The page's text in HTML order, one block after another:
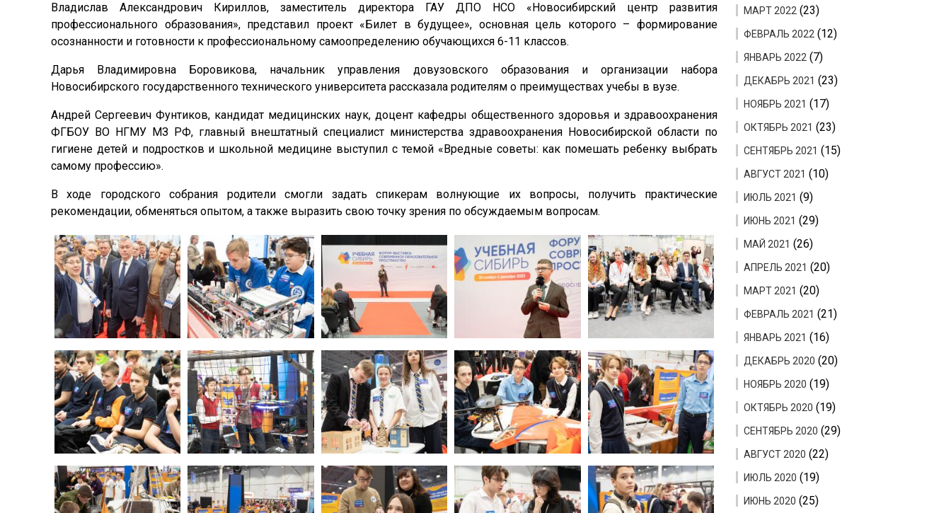
Владислав Александрович Кириллов, заместитель директора ГАУ ДПО НСО «Новосибирский центр развития
профессионального образования», представил проект «Билет в будущее», основная цель которого – формирование
осознанности и готовности к профессиональному самоопределению обучающихся 6-11 классов.
Дарья Владимировна Боровикова, начальник управления довузовского образования и организации набора
Новосибирского государственного технического университета рассказала родителям о преимуществах учебы в вузе.
Андрей Сергеевич Фунтиков, кандидат медицинских наук, доцент кафедры общественного здоровья и здравоохранения
ФГБОУ ВО НГМУ МЗ РФ, главный внештатный специалист министерства здравоохранения Новосибирской области по
гигиене детей и подростков и школьной медицине выступил с темой «Вредные советы: как помешать ребенку выбрать
самому профессию».
В ходе городского собрания родители смогли задать спикерам волнующие их вопросы, получить практические
рекомендации, обменяться опытом, а также выразить свою точку зрения по обсуждаемым вопросам.
МАРТ 2022 (23)
ФЕВРАЛЬ 2022 (12)
ЯНВАРЬ 2022 (7)
ДЕКАБРЬ 2021 (23)
НОЯБРЬ 2021 (17)
ОКТЯБРЬ 2021 (23)
СЕНТЯБРЬ 2021 (15)
АВГУСТ 2021 (10)
ИЮЛЬ 2021 (9)
ИЮНЬ 2021 (29)
МАЙ 2021 (26)
АПРЕЛЬ 2021 (20)
МАРТ 2021 (20)
ФЕВРАЛЬ 2021 (21)
ЯНВАРЬ 2021 (16)
ДЕКАБРЬ 2020 (20)
НОЯБРЬ 2020 (19)
ОКТЯБРЬ 2020 (19)
СЕНТЯБРЬ 2020 (29)
АВГУСТ 2020 (22)
ИЮЛЬ 2020 (19)
ИЮНЬ 2020 (25)